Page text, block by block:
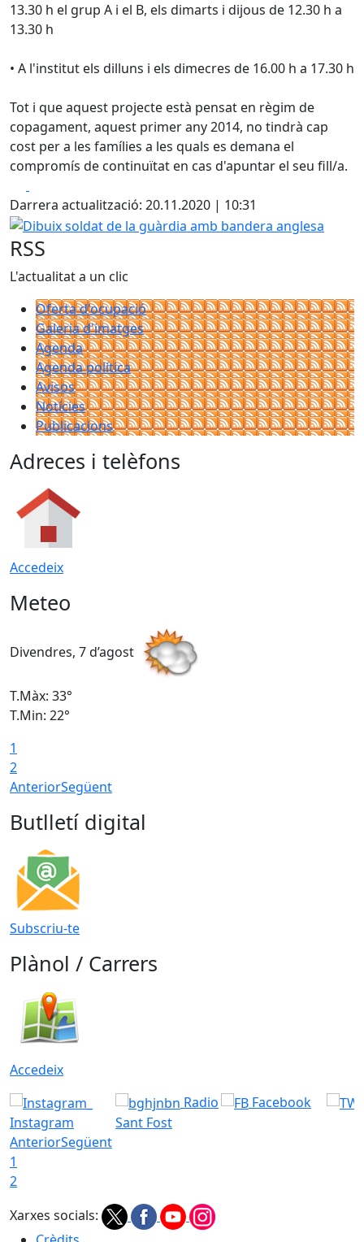
13.30 h el grup A i el B, els dimarts i dijous de 12.30 h a
13.30 h
• A l'institut els dilluns i els dimecres de 16.00 h a 17.30 h
Tot i que aquest projecte està pensat en règim de
copagament, aquest primer any 2014, no tindrà cap
cost per a les famílies a les quals es demana el
compromís de continuïtat en cas d'apuntar el seu fill/a.
Darrera actualització: 20.11.2020 | 10:31
Dibuix soldat de la guàrdia amb bandera anglesa
RSS
L'actualitat a un clic
Oferta d'ocupació
Galeria d'imatges
Agenda
Agenda política
Avisos
Notícies
Publicacions
Adreces i telèfons
Accedeix
Meteo
Divendres, 7 d’agost
T.Màx: 33°
T.Min: 22°
1
2
AnteriorSegüent
Butlletí digital
Subscriu-te
Plànol / Carrers
Accedeix
Instagram
Radio
Sant Fost
Facebook
AnteriorSegüent
1
2
Xarxes socials: